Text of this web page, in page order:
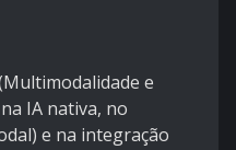
e
IA nativa, no
e na integração